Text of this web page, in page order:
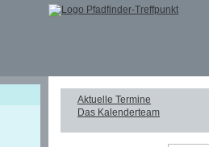
Aktuelle Termine
Das Kalenderteam